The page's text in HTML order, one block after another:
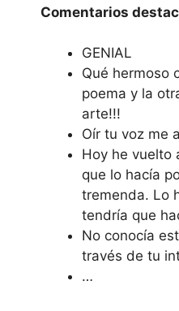
Comentarios
GENIAL
Qué hermoso
poema y la
arte!!!
Oír tu voz me
Hoy he vuelto
que lo hacía
tremenda. Lo
tendría que
No conocía
través de tu
…